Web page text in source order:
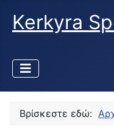
Kerkyra
Βρίσκεστε εδώ: